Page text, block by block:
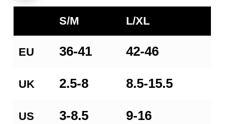
S/M L/XL
EU 36-41 42-46
UK 2.5-8 8.5-15.5
US 3-8.5 9-16